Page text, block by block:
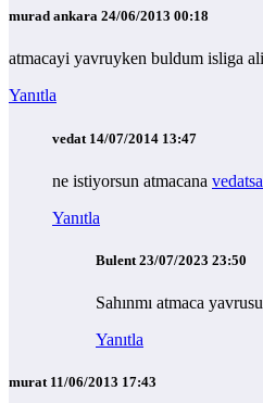
murad ankara 24/06/2013 00:18
atmacayi yavruyken buldum isliga
Yanıtla
vedat 14/07/2014 13:47
ne istiyorsun atmacana
Yanıtla
Bulent 23/07/2023 23:50
Sahınmı atmaca
Yanıtla
murat 11/06/2013 17:43